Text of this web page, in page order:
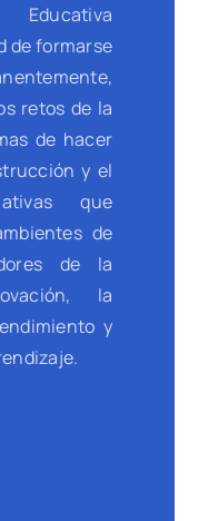
de formarse
retos de la
de hacer
y el
que
de
de la
la
y